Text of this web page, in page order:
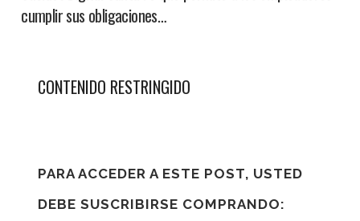
cumplir sus obligaciones…
CONTENIDO RESTRINGIDO
PARA ACCEDER A ESTE POST, USTED
DEBE SUSCRIBIRSE COMPRANDO: